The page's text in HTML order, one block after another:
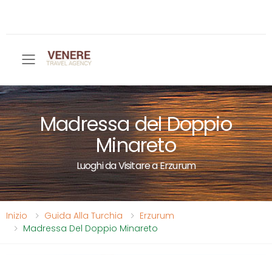
Toggle mobile menu
Madressa del Doppio
Minareto
Luoghi da Visitare a Erzurum
Inizio Guida Alla Turchia
Erzurum
Madressa Del Doppio Minareto